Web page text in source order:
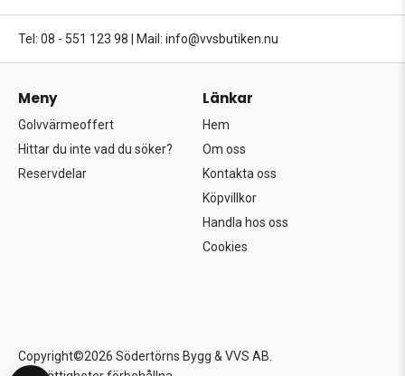
Tel: 08 - 551 123 98 Mail: info@vvsbutiken.nu
Meny
Golvvärmeoffert
Hittar du inte vad du söker?
Reservdelar
Länkar
Hem
Om oss
Kontakta oss
Köpvillkor
Handla hos oss
Cookies
Copyright©2026 Södertörns Bygg & VVS AB.